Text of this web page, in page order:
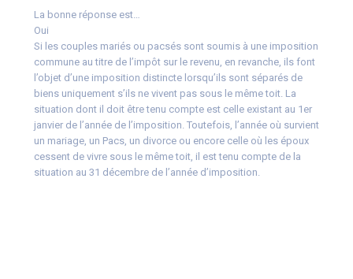
La bonne réponse est…
Oui
Si les couples mariés ou pacsés sont soumis à une imposition
commune au titre de l’impôt sur le revenu, en revanche, ils font
l’objet d’une imposition distincte lorsqu’ils sont séparés de
biens uniquement s’ils ne vivent pas sous le même toit. La
situation dont il doit être tenu compte est celle existant au 1er
janvier de l’année de l’imposition. Toutefois, l’année où survient
un mariage, un Pacs, un divorce ou encore celle où les époux
cessent de vivre sous le même toit, il est tenu compte de la
situation au 31 décembre de l’année d’imposition.